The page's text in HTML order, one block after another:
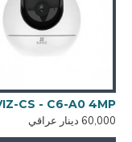
60,000 دينار عراقي